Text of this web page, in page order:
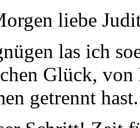
liebe
las ich
Glück,
getrennt hast.